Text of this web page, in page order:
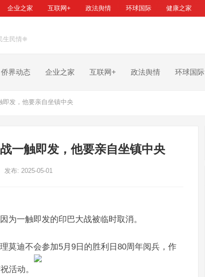
企业之家 互联网+ 政法舆情 环球国际 健康之家
生民情❈
侨界动态 企业之家 互联网+ 政法舆情 环球国际
发，他要亲自坐镇中央
一触即发，他要亲自坐镇中央
发布: 2025-05-01
为一触即发的印巴大战被临时取消。
莫迪不会参加5月9日的胜利日80周年阅兵，作
活动。